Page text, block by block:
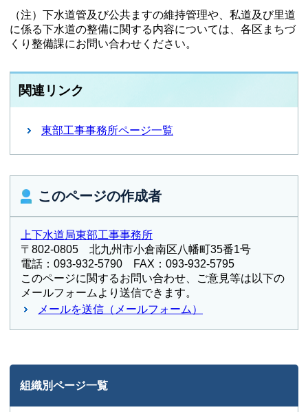
（注）下水道管及び公共ますの維持管理や、私道及び里道
に係る下水道の整備に関する内容については、各区まちづ
くり整備課にお問い合わせください。
関連リンク
東部工事事務所ページ一覧
このページの作成者
上下水道局東部工事事務所
〒802-0805 北九州市小倉南区八幡町35番1号
電話：093-932-5790 FAX：093-932-5795
このページに関するお問い合わせ、ご意見等は以下の
メールフォームより送信できます。
メールを送信（メールフォーム）
組織別ページ一覧